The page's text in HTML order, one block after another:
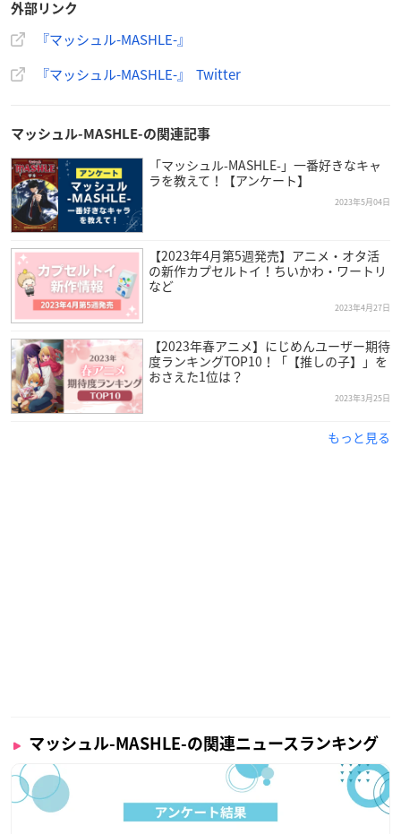
外部リンク
『マッシュル-MASHLE-』
『マッシュル-MASHLE-』 Twitter
マッシュル-MASHLE-の関連記事
「マッシュル-MASHLE-」一番好きなキャ
ラを教えて！【アンケート】
2023年5月04日
【2023年4月第5週発売】アニメ・オタ活
の新作カプセルトイ！ちいかわ・ワートリ
など
2023年4月27日
【2023年春アニメ】にじめんユーザー期待
度ランキングTOP10！「【推しの子】」を
おさえた1位は？
2023年3月25日
もっと見る
マッシュル-MASHLE-の関連ニュースランキング